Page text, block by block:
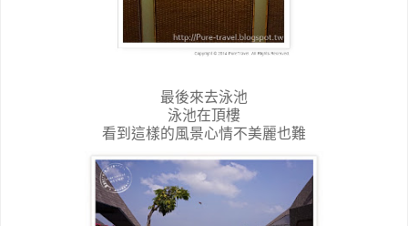
最後來去泳池
泳池在頂樓
看到這樣的風景心情不美麗也難